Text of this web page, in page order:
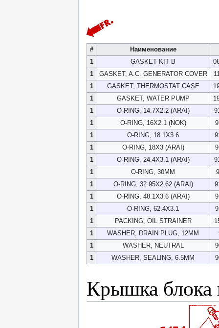
#
Наименование
1
GASKET KIT B
1
GASKET, A.C. GENERATOR COVER
1
GASKET, THERMOSTAT CASE
1
GASKET, WATER PUMP
1
O-RING, 14.7X2.2 (ARAI)
1
O-RING, 16X2.1 (NOK)
1
O-RING, 18.1X3.6
1
O-RING, 18X3 (ARAI)
1
O-RING, 24.4X3.1 (ARAI)
1
O-RING, 30MM
1
O-RING, 32.95X2.62 (ARAI)
1
O-RING, 48.1X3.6 (ARAI)
1
O-RING, 62.4X3.1
1
PACKING, OIL STRAINER
1
WASHER, DRAIN PLUG, 12MM
1
WASHER, NEUTRAL
1
WASHER, SEALING, 6.5MM
Крышка блока